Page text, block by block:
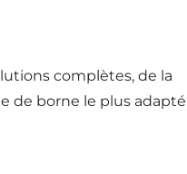
complètes, de la
de borne le plus adapté